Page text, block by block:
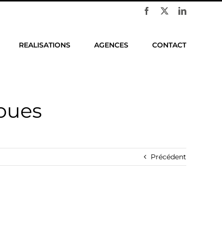
Facebook LinkedIn
REALISATIONS AGENCES CONTACT
Précédent